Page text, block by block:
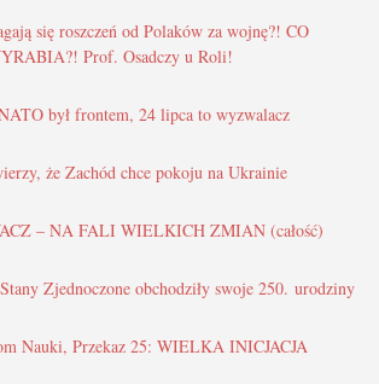
się roszczeń od Polaków za wojnę?! CO
Prof. Osadczy u Roli!
był frontem, 24 lipca to wyzwalacz
że Zachód chce pokoju na Ukrainie
– NA FALI WIELKICH ZMIAN (całość)
Zjednoczone obchodziły swoje 250. urodziny
Nauki, Przekaz 25: WIELKA INICJACJA